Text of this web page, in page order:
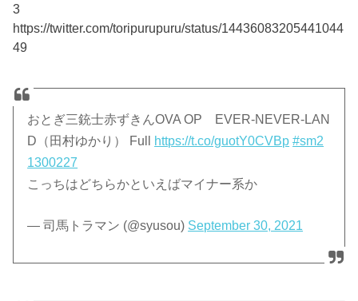
3
https://twitter.com/toripurupuru/status/14436083205441044
49
おとぎ三銃士赤ずきんOVA OP EVER-NEVER-LAN
D（田村ゆかり） Full
https://t.co/guotY0CVBp #sm2
1300227
こっちはどちらかといえばマイナー系か
— 司馬トラマン (@syusou) September 30, 2021